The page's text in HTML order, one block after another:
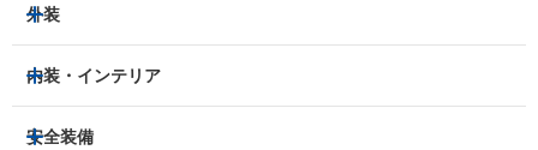
外装
HIDヘッドライト
アルミホイール：-
内装・インテリア
3列シート
安全装備